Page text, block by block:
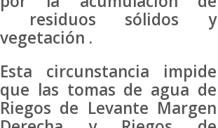
residuos sólidos y
vegetación .
Esta circunstancia impide
que las tomas de agua de
Riegos de Levante Margen